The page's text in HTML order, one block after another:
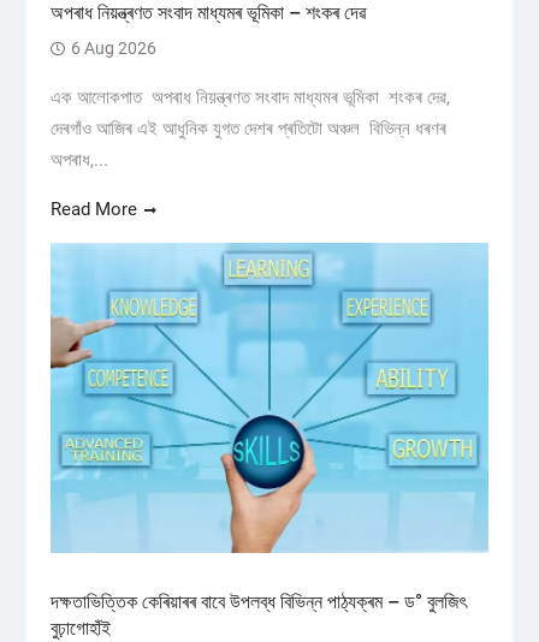
অপৰাধ নিয়ন্ত্ৰণত সংবাদ মাধ্যমৰ ভূমিকা – শংকৰ দেৱ
6 Aug 2026
এক আলোকপাত অপৰাধ নিয়ন্ত্ৰণত সংবাদ মাধ্যমৰ ভূমিকা শংকৰ দেৱ,
দেৰগাঁও আজিৰ এই আধুনিক যুগত দেশৰ প্ৰতিটো অঞ্চল বিভিন্ন ধৰণৰ
অপৰাধ,...
Read More
দক্ষতাভিত্তিক কেৰিয়াৰৰ বাবে উপলব্ধ বিভিন্ন পাঠ্যক্ৰম – ড° বুলজিৎ
বুঢ়াগোহাঁই